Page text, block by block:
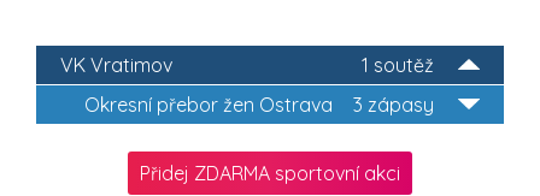
1 soutěž
VK Vratimov
3 zápasy
Okresní přebor žen Ostrava
Přidej ZDARMA sportovní akci